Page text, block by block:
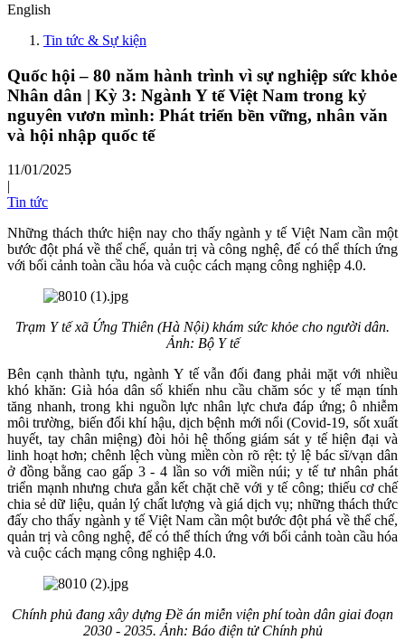
English
Tin tức & Sự kiện
Quốc hội – 80 năm hành trình vì sự nghiệp sức khỏe
Nhân dân | Kỳ 3: Ngành Y tế Việt Nam trong kỷ
nguyên vươn mình: Phát triển bền vững, nhân văn
và hội nhập quốc tế
11/01/2025
|
Tin tức
Những thách thức hiện nay cho thấy ngành y tế Việt Nam cần một
bước đột phá về thể chế, quản trị và công nghệ, để có thể thích ứng
với bối cảnh toàn cầu hóa và cuộc cách mạng công nghiệp 4.0.
Trạm Y tế xã Ứng Thiên (Hà Nội) khám sức khỏe cho người dân.
Ảnh: Bộ Y tế
Bên cạnh thành tựu, ngành Y tế vẫn đối đang phải mặt với nhiều
khó khăn: Già hóa dân số khiến nhu cầu chăm sóc y tế mạn tính
tăng nhanh, trong khi nguồn lực nhân lực chưa đáp ứng; ô nhiễm
môi trường, biến đổi khí hậu, dịch bệnh mới nổi (Covid-19, sốt xuất
huyết, tay chân miệng) đòi hỏi hệ thống giám sát y tế hiện đại và
linh hoạt hơn; chênh lệch vùng miền còn rõ rệt: tỷ lệ bác sĩ/vạn dân
ở đồng bằng cao gấp 3 - 4 lần so với miền núi; y tế tư nhân phát
triển mạnh nhưng chưa gắn kết chặt chẽ với y tế công; thiếu cơ chế
chia sẻ dữ liệu, quản lý chất lượng và giá dịch vụ; những thách thức
đấy cho thấy ngành y tế Việt Nam cần một bước đột phá về thể chế,
quản trị và công nghệ, để có thể thích ứng với bối cảnh toàn cầu hóa
và cuộc cách mạng công nghiệp 4.0.
Chính phủ đang xây dựng Đề án miễn viện phí toàn dân giai đoạn
2030 - 2035. Ảnh: Báo điện tử Chính phủ